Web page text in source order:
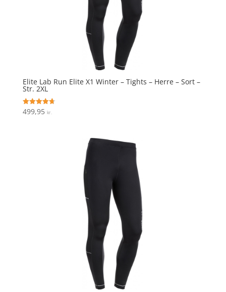
Elite Lab Run Elite X1 Winter – Tights – Herre – Sort –
Str. 2XL
Vurderet
4.7
499,95 kr.